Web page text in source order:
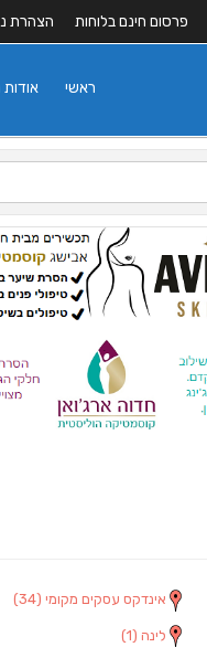
פרסום חינם בלוחות הצהרת
ראשי
אינדקס עסקים מקומי (34)
לינה (1)